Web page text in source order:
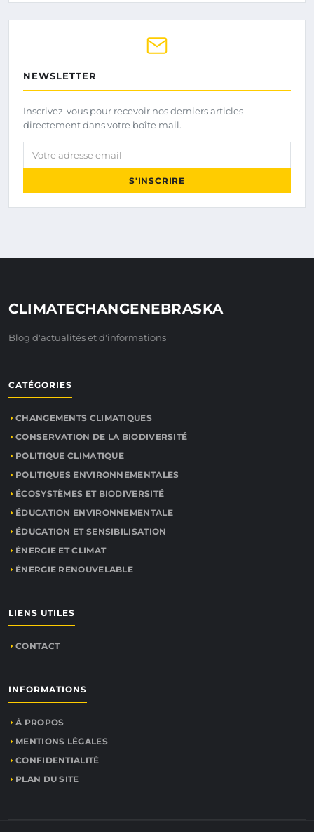
NEWSLETTER
Inscrivez-vous pour recevoir nos derniers articles
directement dans votre boîte mail.
Votre adresse email
S'INSCRIRE
CLIMATECHANGENEBRASKA
Blog d'actualités et d'informations
CATÉGORIES
CHANGEMENTS CLIMATIQUES
CONSERVATION DE LA BIODIVERSITÉ
POLITIQUE CLIMATIQUE
POLITIQUES ENVIRONNEMENTALES
ÉCOSYSTÈMES ET BIODIVERSITÉ
ÉDUCATION ENVIRONNEMENTALE
ÉDUCATION ET SENSIBILISATION
ÉNERGIE ET CLIMAT
ÉNERGIE RENOUVELABLE
LIENS UTILES
CONTACT
INFORMATIONS
À PROPOS
MENTIONS LÉGALES
CONFIDENTIALITÉ
PLAN DU SITE